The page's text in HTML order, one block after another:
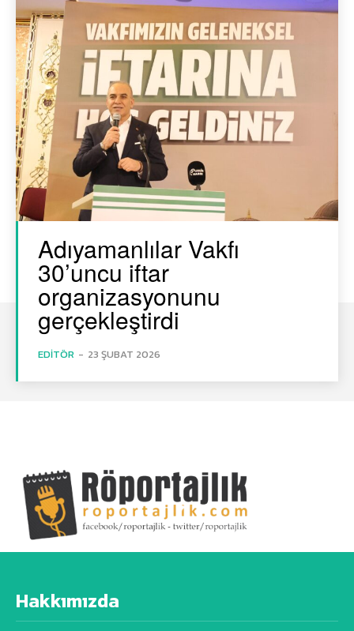
Adıyamanlılar Vakfı
30’uncu iftar
organizasyonunu
gerçekleştirdi
EDITÖR - 23 ŞUBAT 2026
Hakkımızda